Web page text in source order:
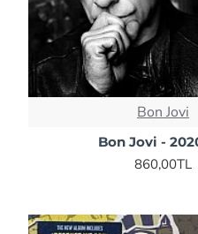
Bon Jovi
Bon Jovi -
860,00TL